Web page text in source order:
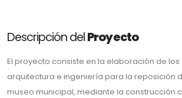
Descripción delProyecto
El proyecto consiste en la elaboración de
arquitectura e ingeniería para la reposición
museo municipal, mediante la construcción